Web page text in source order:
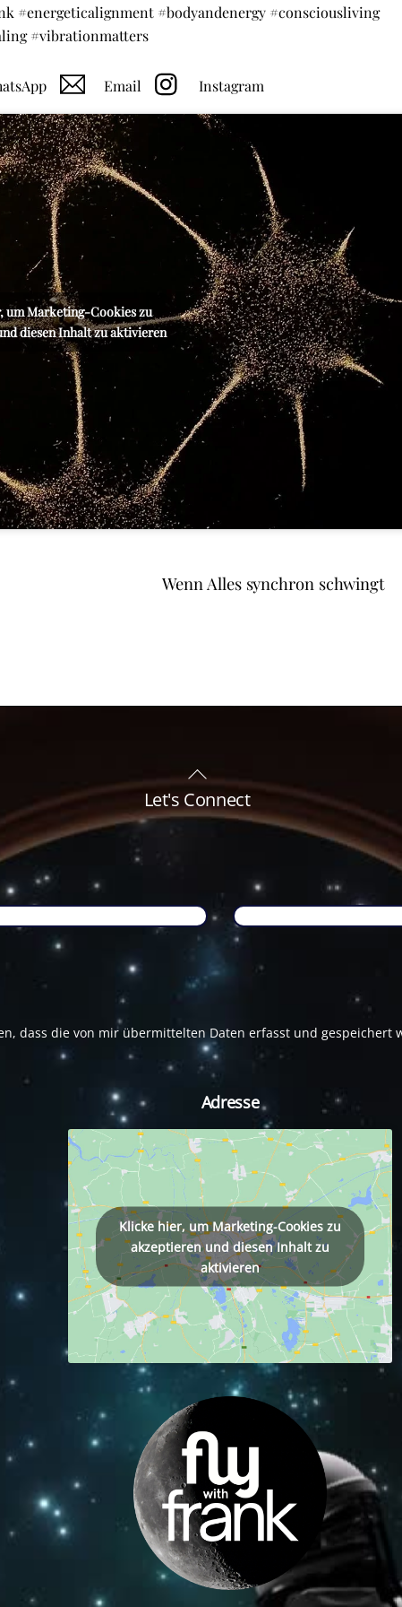
#energeticalignment #bodyandenergy #consciousliving
#vibrationmatters
Email Instagram
um Marketing-Cookies zu
diesen Inhalt zu aktivieren
Wenn Alles synchron schwingt
Back
To
Top
Let's Connect
dass die von mir übermittelten Daten erfasst und gespeichert
Adresse
Klicke hier, um Marketing-Cookies zu
akzeptieren und diesen Inhalt zu
aktivieren